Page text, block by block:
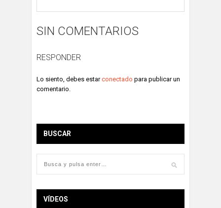
SIN COMENTARIOS
RESPONDER
Lo siento, debes estarconectado para publicar un
comentario.
BUSCAR
VÍDEOS